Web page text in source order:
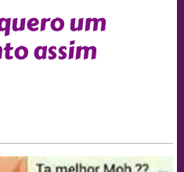
um
assim